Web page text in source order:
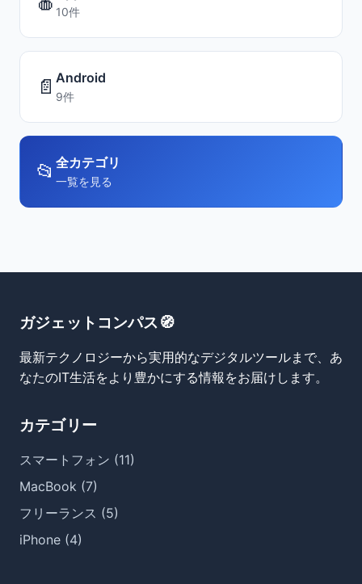
10件
📄 Android
9件
📂 全カテゴリ
一覧を見る
ガジェットコンパス🧭
最新テクノロジーから実用的なデジタルツールまで、あ
なたのIT生活をより豊かにする情報をお届けします。
カテゴリー
スマートフォン (11)
MacBook (7)
フリーランス (5)
iPhone (4)